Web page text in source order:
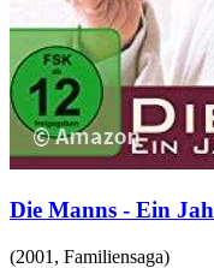
Die Manns - Ein
(2001 , Familiensaga)